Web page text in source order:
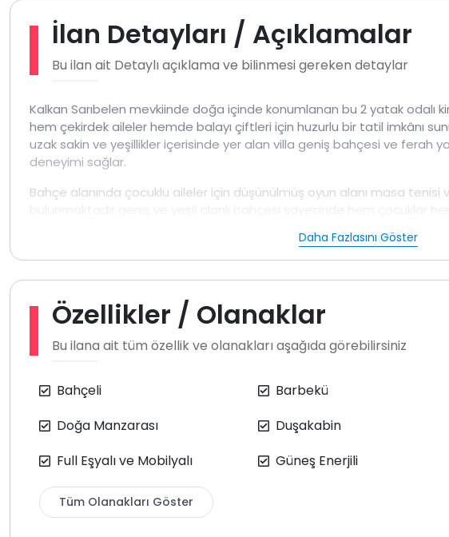
İlan Detayları / Açıklamalar
Bu ilan ait Detaylı açıklama ve bilinmesi gereken detaylar
Kalkan Sarıbelen mevkiinde doğa içinde konumlanan bu 2 yatak odalı
hem çekirdek aileler hemde balayı çiftleri için huzurlu bir tatil imkânı
uzak sakin ve yeşillikler içerisinde yer alan villa geniş bahçesi ve ferah
deneyimi sağlar.
Bahçe alanında çocuklu aileler için düşünülmüş oyun alanı masa tenisi
misafirler için önemli bir avantaj sunar. Bu özelliğiyle korunaklı villa ve
ve özel bir konaklama ortamı sağlamaktadır.
detaydır modern ve açık tonlarla dekore edilmiş iç mekan ferah bir
buzdolabı bulaşık makinesi çamaşır makinesi ocak fırın yemek
şekilde yer almaktadır. Aydınlık salon bölümünde ise konforlu oturma
Kalkan Sarıbelen bölgesinde yer alan bu doğa içinde villa geniş bahçesi
olasılığı vardır.
Daha Fazlasını Göster
Özellikler / Olanaklar
Bu ilana ait tüm özellik ve olanakları aşağıda görebilirsiniz
Bahçeli Barbekü
Doğa Manzarası
Duşakabin
Full Eşyalı ve Mobilyalı
Güneş Enerjili
Tüm Olanakları Göster